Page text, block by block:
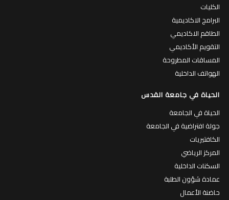
الكليات
البرامج الاكاديمية
الطاقم الاكاديمي
التقويم الأكاديمي
المساقات المطروحة
الهواتف الداخلية
الحياة في جامعة القدس
الحياة في الجامعة
جولة افتراضية في الجامعة
الكافتيريات
المركز الرياضي
السكنات الداخلية
عمادة شؤون الطلبة
حاضنة الأعمال